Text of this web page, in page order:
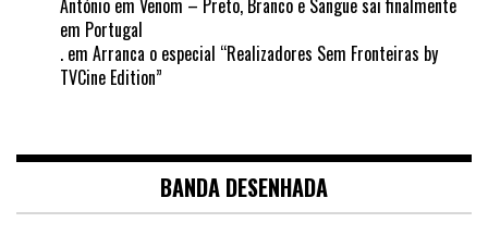
António em Venom – Preto, Branco e Sangue sai finalmente
em Portugal
. em Arranca o especial “Realizadores Sem Fronteiras by
TVCine Edition”
BANDA DESENHADA